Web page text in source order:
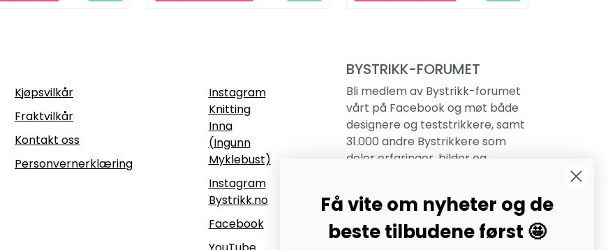
Kjøpsvilkår
Fraktvilkår
Kontakt oss
Personvernerklæring
Instagram
Knitting
Inna
(Ingunn
Myklebust)
Instagram
Bystrikk.no
Facebook
BYSTRIKK-FORUMET
Bli medlem av Bystrikk-forumet
vårt på Facebook og møt både
designere og teststrikkere, samt
31.000 andre Bystrikkere som
deler erfaringer, bilder og
Bli medlem her.
Få vite om nyheter og de
beste tilbudene først 🤩